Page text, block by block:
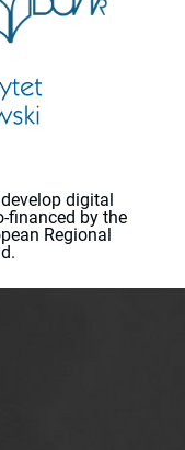
digital
financed by the
Regional